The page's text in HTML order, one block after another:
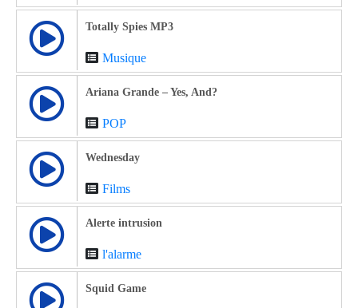
Totally Spies MP3
Musique
Ariana Grande – Yes, And?
POP
Wednesday
Films
Alerte intrusion
l'alarme
Squid Game